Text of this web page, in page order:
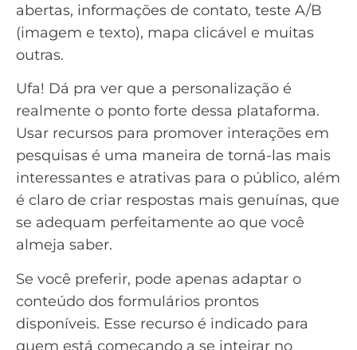
abertas, informações de contato, teste A/B
(imagem e texto), mapa clicável e muitas
outras.
Ufa! Dá pra ver que a personalização é
realmente o ponto forte dessa plataforma.
Usar recursos para promover interações em
pesquisas é uma maneira de torná-las mais
interessantes e atrativas para o público, além
é claro de criar respostas mais genuínas, que
se adequam perfeitamente ao que você
almeja saber.
Se você preferir, pode apenas adaptar o
conteúdo dos formulários prontos
disponíveis. Esse recurso é indicado para
quem está começando a se inteirar no